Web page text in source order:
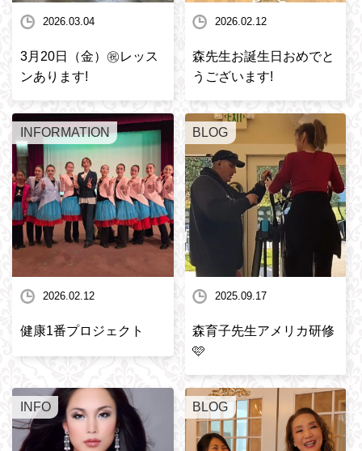
2026.03.04
3月20日（金）㊗️レッス
ンあります!
2026.02.12
森先生お誕生日おめでと
うございます!
INFORMATION
2026.02.12
健康1番プロジェクト
BLOG
2025.09.17
森育子先生アメリカ研修
🩷
INFO BLOG